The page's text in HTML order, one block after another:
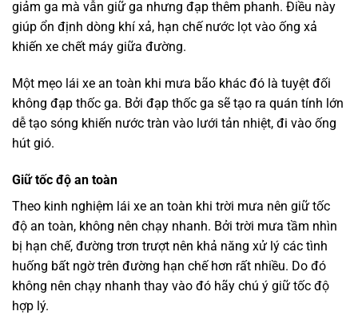
giảm ga mà vẫn giữ ga nhưng đạp thêm phanh. Điều này
giúp ổn định dòng khí xả, hạn chế nước lọt vào ống xả
khiến xe chết máy giữa đường.
Một mẹo lái xe an toàn khi mưa bão khác đó là tuyệt đối
không đạp thốc ga. Bởi đạp thốc ga sẽ tạo ra quán tính lớn
dễ tạo sóng khiến nước tràn vào lưới tản nhiệt, đi vào ống
hút gió.
Giữ tốc độ an toàn
Theo kinh nghiệm lái xe an toàn khi trời mưa nên giữ tốc
độ an toàn, không nên chạy nhanh. Bởi trời mưa tầm nhìn
bị hạn chế, đường trơn trượt nên khả năng xử lý các tình
huống bất ngờ trên đường hạn chế hơn rất nhiều. Do đó
không nên chạy nhanh thay vào đó hãy chú ý giữ tốc độ
hợp lý.